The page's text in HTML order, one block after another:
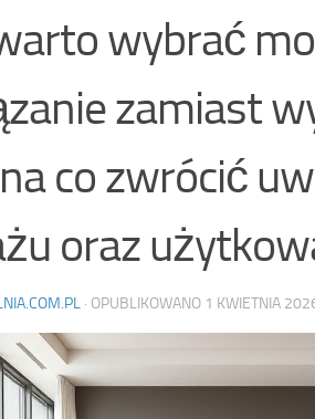
wybrać
zamiast
co zwrócić
oraz
· OPUBLIKOWANO 1 KWIETNIA